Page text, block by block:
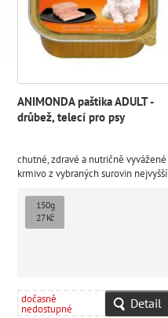
ANIMONDA paštika ADULT -
drůbež, telecí pro psy
chutné, zdravé a nutričně vyvážené
krmivo z vybraných surovin nejvyšší
150g
27 Kč
dočasně
nedostupné Detail